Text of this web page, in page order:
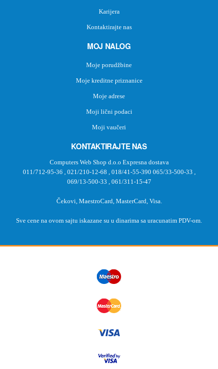
Karijera
Kontaktirajte nas
MOJ NALOG
Moje porudžbine
Moje kreditne priznanice
Moje adrese
Moji lični podaci
Moji vaučeri
KONTAKTIRAJTE NAS
Computers Web Shop d.o.o Expresna dostava
011/712-95-36
021/210-12-68 018/41-55-390 065/33-500-33
069/13-500-33
061/311-15-47
Čekovi, MaestroCard, MasterCard, Visa.
Sve cene na ovom sajtu iskazane su u dinarima sa uracunatim PDV-om.